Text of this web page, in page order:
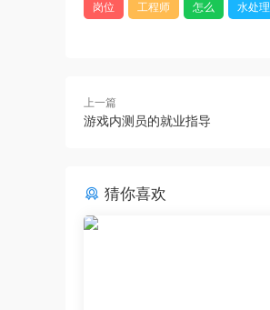
岗位 工程师 怎么 水处理
上一篇
游戏内测员的就业指导
猜你喜欢